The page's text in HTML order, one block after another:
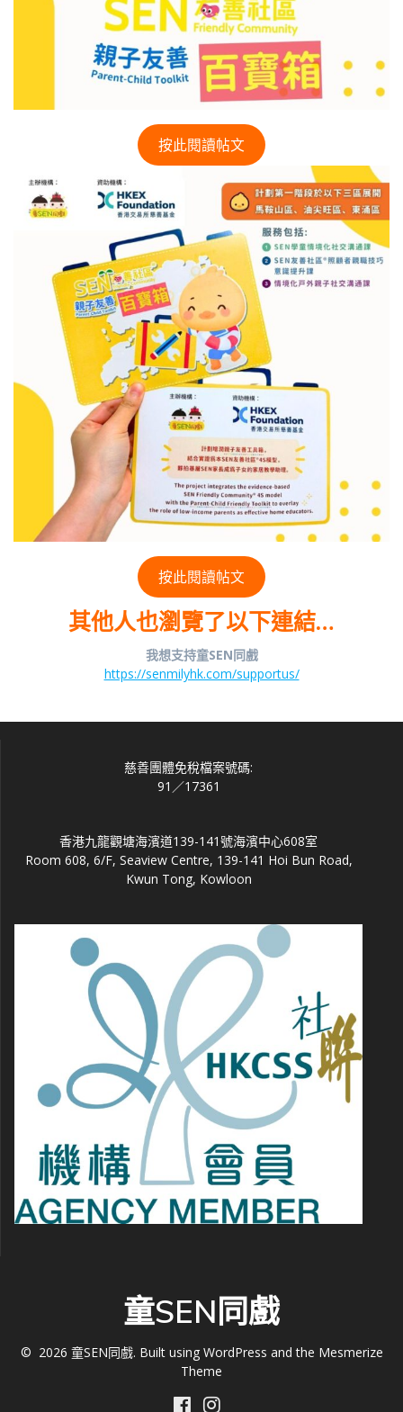
按此閱讀帖文
按此閱讀帖文
其他人也瀏覽了以下連結…
我想支持童SEN同戲
https://senmilyhk.com/supportus/
慈善團體免稅檔案號碼:
91／17361
香港九龍觀塘海濱道139-141號海濱中心608室
Room 608, 6/F, Seaview Centre, 139-141 Hoi Bun Road,
Kwun Tong, Kowloon
童SEN同戲
© 2026 童SEN同戲. Built using WordPress and the Mesmerize
Theme